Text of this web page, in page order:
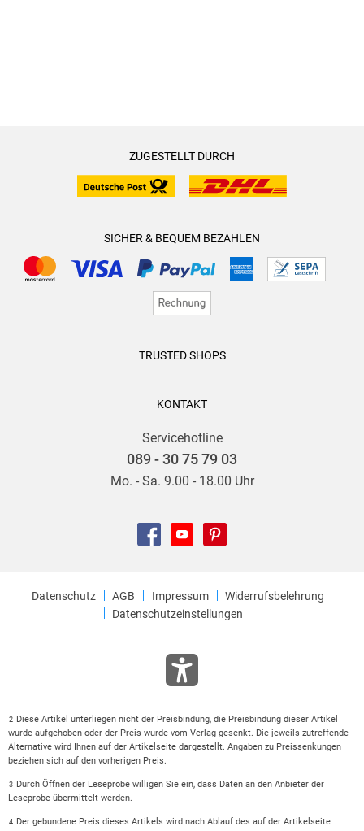
ZUGESTELLT DURCH
SICHER & BEQUEM BEZAHLEN
TRUSTED SHOPS
KONTAKT
Servicehotline
089 - 30 75 79 03
Mo. - Sa. 9.00 - 18.00 Uhr
Datenschutz AGB Impressum
Widerrufsbelehrung
Datenschutzeinstellungen
2
Diese Artikel unterliegen nicht der Preisbindung, die Preisbindung dieser Artikel
wurde aufgehoben oder der Preis wurde vom Verlag gesenkt. Die jeweils zutreffende
Alternative wird Ihnen auf der Artikelseite dargestellt. Angaben zu Preissenkungen
beziehen sich auf den vorherigen Preis.
3
Durch Öffnen der Leseprobe willigen Sie ein, dass Daten an den Anbieter der
Leseprobe übermittelt werden.
4
Der gebundene Preis dieses Artikels wird nach Ablauf des auf der Artikelseite